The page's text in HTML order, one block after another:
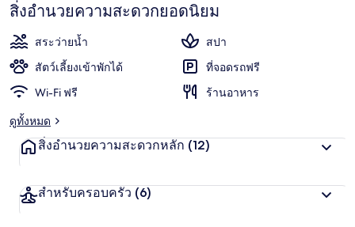
เลค
บาย
IHG
สิ่งอำนวยความสะดวกยอดนิยม
สระว่ายน้ำ
สปา
สัตว์เลี้ยงเข้าพักได้
ที่จอดรถฟรี
Wi-Fi ฟรี
ร้านอาหาร
ดูทั้งหมด
สิ่งอำนวยความสะดวกหลัก (12)
สำหรับครอบครัว (6)